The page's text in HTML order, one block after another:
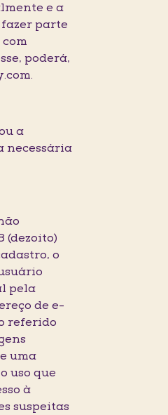
e a
parte
poderá,
a
necessária
(dezoito)
o
pela
de e-
referido
uma
uso que
à
suspeitas